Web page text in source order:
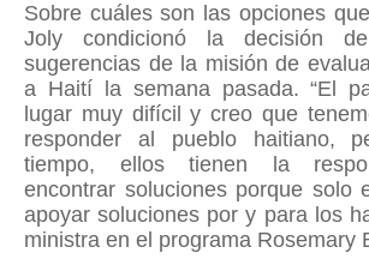
Sobre cuáles son las opciones
Joly condicionó la decisión
sugerencias de la misión de
a Haití la semana pasada. “El
lugar muy difícil y creo que
responder al pueblo haitiano,
tiempo, ellos tienen la
encontrar soluciones porque solo
apoyar soluciones por y para los
ministra en el programa Rosemary